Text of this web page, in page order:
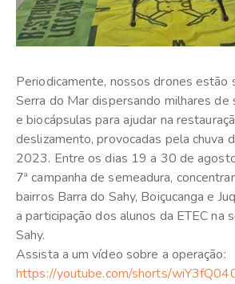
Periodicamente, nossos drones estão
Serra do Mar dispersando milhares de
e biocápsulas para ajudar na
deslizamento, provocadas pela chuva
2023. Entre os dias 19 a 30 de
7ª campanha de semeadura,
bairros Barra do Sahy, Boiçucanga e
a participação dos alunos da ETEC na
Sahy.
Assista a um vídeo sobre a operação:
https://youtube.com/shorts/